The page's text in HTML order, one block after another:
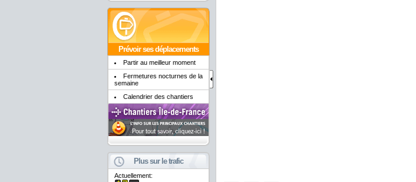
Prévoir ses déplacements
Partir au meilleur moment
Fermetures nocturnes de la
semaine
Calendrier des chantiers
Plus sur le trafic
Actuellement: